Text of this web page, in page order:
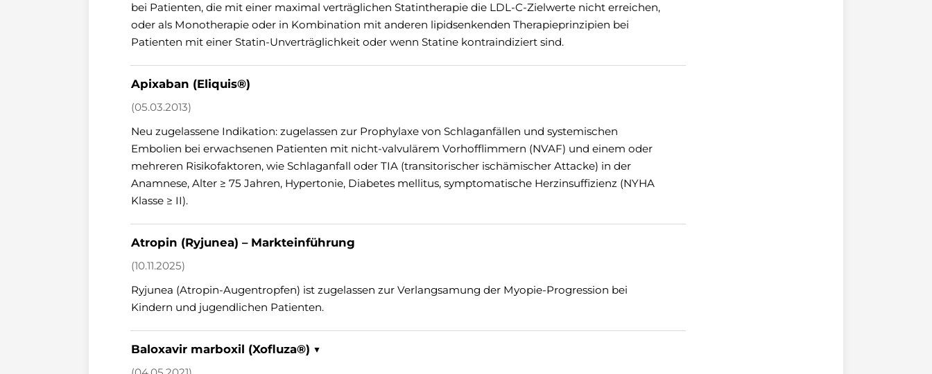
bei Patienten, die mit einer maximal verträglichen Statintherapie die LDL-C-Zielwerte nicht erreichen,
oder als Monotherapie oder in Kombination mit anderen lipidsenkenden Therapieprinzipien bei
Patienten mit einer Statin-Unverträglichkeit oder wenn Statine kontraindiziert sind.
Apixaban (Eliquis®)
(05.03.2013)
Neu zugelassene Indikation: zugelassen zur Prophylaxe von Schlaganfällen und systemischen
Embolien bei erwachsenen Patienten mit nicht-valvulärem Vorhofflimmern (NVAF) und einem oder
mehreren Risikofaktoren, wie Schlaganfall oder TIA (transitorischer ischämischer Attacke) in der
Anamnese, Alter ≥ 75 Jahren, Hypertonie, Diabetes mellitus, symptomatische Herzinsuffizienz (NYHA
Klasse ≥ II).
Atropin (Ryjunea) – Markteinführung
(10.11.2025)
Ryjunea (Atropin-Augentropfen) ist zugelassen zur Verlangsamung der Myopie-Progression bei
Kindern und jugendlichen Patienten.
Baloxavir marboxil (Xofluza®) ▼